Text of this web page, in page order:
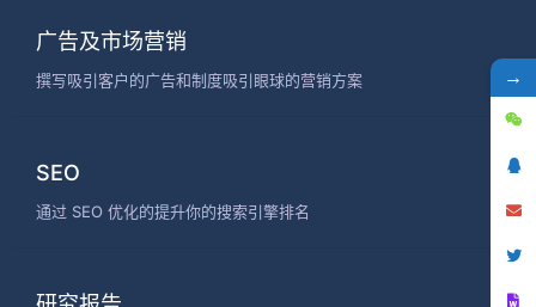
广告及市场营销
撰写吸引客户的广告和制度吸引眼球的营销方案
SEO
通过 SEO 优化的提升你的搜索引擎排名
→